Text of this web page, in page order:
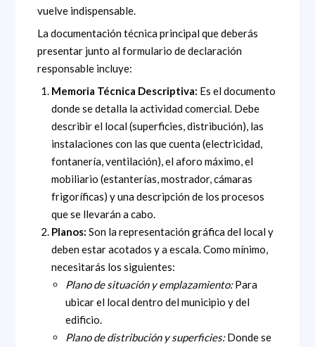
vuelve indispensable.
La documentación técnica principal que deberás
presentar junto al formulario de declaración
responsable incluye:
Memoria Técnica Descriptiva: Es el documento
donde se detalla la actividad comercial. Debe
describir el local (superficies, distribución), las
instalaciones con las que cuenta (electricidad,
fontanería, ventilación), el aforo máximo, el
mobiliario (estanterías, mostrador, cámaras
frigoríficas) y una descripción de los procesos
que se llevarán a cabo.
Planos: Son la representación gráfica del local y
deben estar acotados y a escala. Como mínimo,
necesitarás los siguientes:
Plano de situación y emplazamiento:Para
ubicar el local dentro del municipio y del
edificio.
Plano de distribución y superficies:Donde se